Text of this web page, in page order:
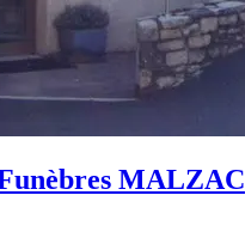
MALZAC